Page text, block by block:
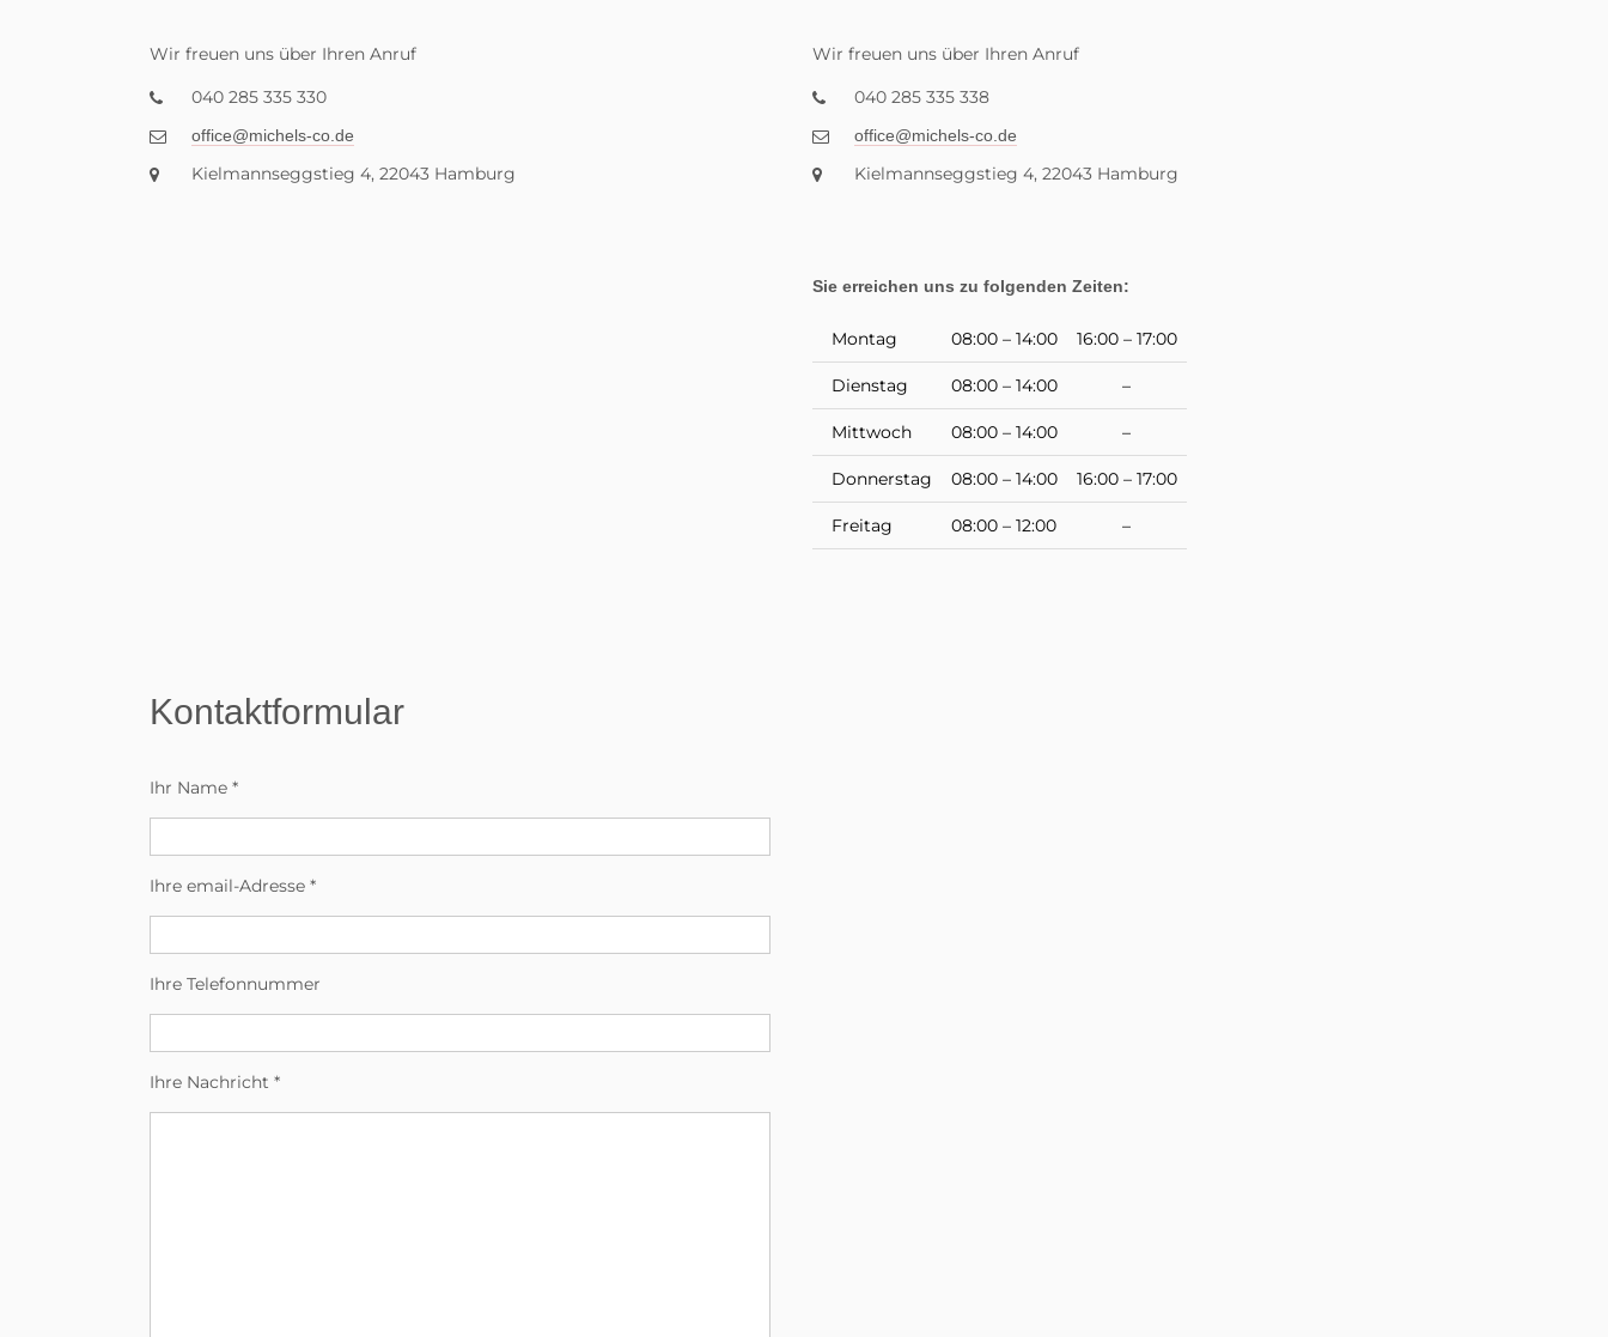
Wir freuen uns über Ihren Anruf
040 285 335 330
Kielmannseggstieg 4, 22043 Hamburg
Wir freuen uns über Ihren Anruf
040 285 335 338
Kielmannseggstieg 4, 22043 Hamburg
Sie erreichen uns zu folgenden Zeiten:
Montag 08:00 – 14:00 16:00 – 17:00
Dienstag 08:00 – 14:00 –
Mittwoch 08:00 – 14:00 –
Donnerstag 08:00 – 14:00 16:00 – 17:00
Freitag 08:00 – 12:00 –
Kontaktformular
Ihr Name *
Ihre email-Adresse *
Ihre Telefonnummer
Ihre Nachricht *